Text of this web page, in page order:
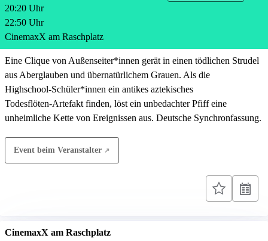
20:20 Uhr
22:50 Uhr
CinemaxX am Raschplatz
Eine Clique von Außenseiter*innen gerät in einen tödlichen Strudel
aus Aberglauben und übernatürlichem Grauen. Als die
Highschool‑Schüler*innen ein antikes aztekisches
Todesflöten‑Artefakt finden, löst ein unbedachter Pfiff eine
unheimliche Kette von Ereignissen aus. Deutsche Synchronfassung.
Event beim Veranstalter
CinemaxX am Raschplatz